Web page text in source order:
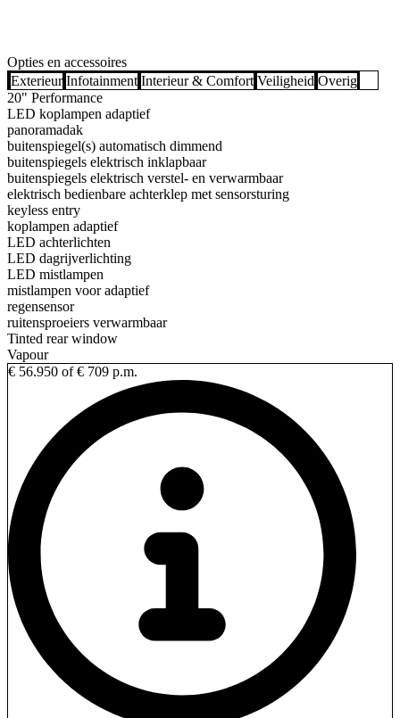
Opties en accessoires
Exterieur Infotainment Interieur & Comfort Veiligheid Overig
20" Performance
LED koplampen adaptief
panoramadak
buitenspiegel(s) automatisch dimmend
buitenspiegels elektrisch inklapbaar
buitenspiegels elektrisch verstel- en verwarmbaar
elektrisch bedienbare achterklep met sensorsturing
keyless entry
koplampen adaptief
LED achterlichten
LED dagrijverlichting
LED mistlampen
mistlampen voor adaptief
regensensor
ruitensproeiers verwarmbaar
Tinted rear window
Vapour
€ 56.950 of € 709 p.m.